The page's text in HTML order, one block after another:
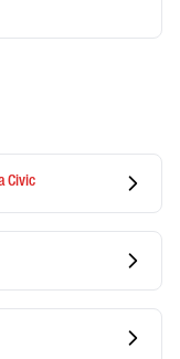
Civic